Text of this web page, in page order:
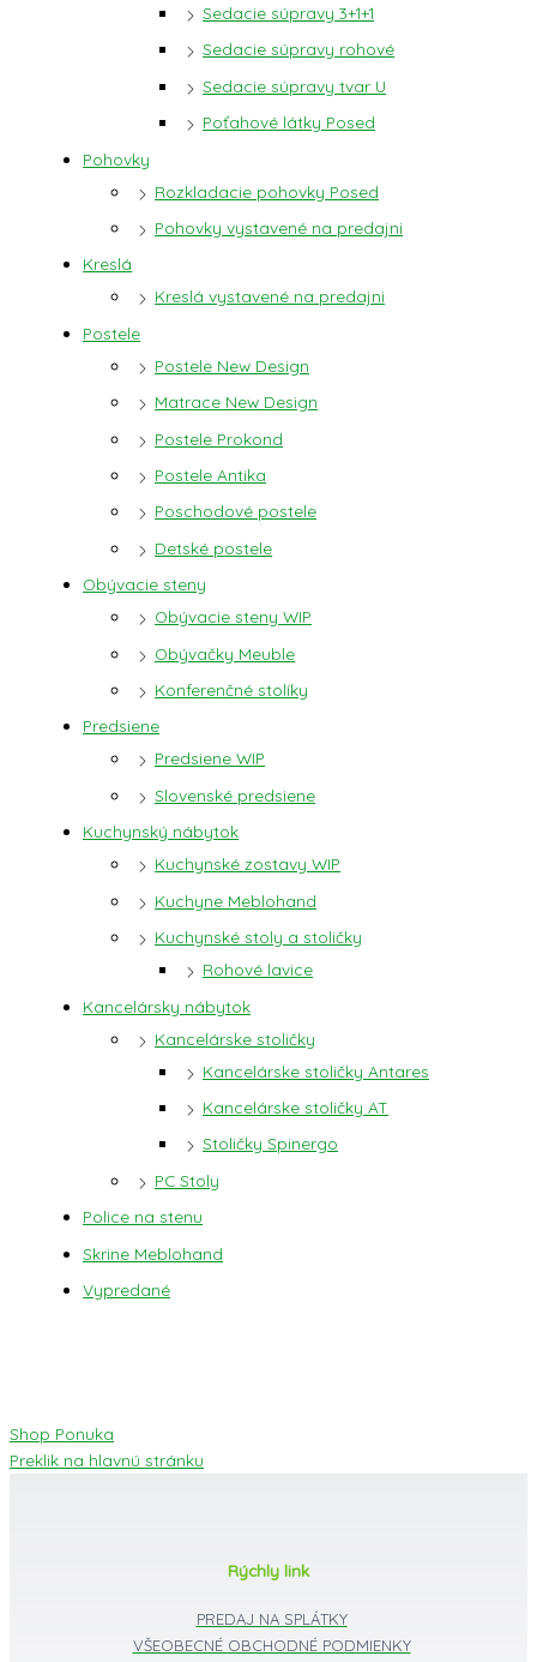
Sedacie súpravy 3+1+1
Sedacie súpravy rohové
Sedacie súpravy tvar U
Poťahové látky Posed
Pohovky
Rozkladacie pohovky Posed
Pohovky vystavené na predajni
Kreslá
Kreslá vystavené na predajni
Postele
Postele New Design
Matrace New Design
Postele Prokond
Postele Antika
Poschodové postele
Detské postele
Obývacie steny
Obývacie steny WIP
Obývačky Meuble
Konferenčné stolíky
Predsiene
Predsiene WIP
Slovenské predsiene
Kuchynský nábytok
Kuchynské zostavy WIP
Kuchyne Meblohand
Kuchynské stoly a stoličky
Rohové lavice
Kancelársky nábytok
Kancelárske stoličky
Kancelárske stoličky Antares
Kancelárske stoličky AT
Stoličky Spinergo
PC Stoly
Police na stenu
Skrine Meblohand
Vypredané
Shop Ponuka
Preklik na hlavnú stránku
Rýchly link
PREDAJ NA SPLÁTKY
VŠEOBECNÉ OBCHODNÉ PODMIENKY